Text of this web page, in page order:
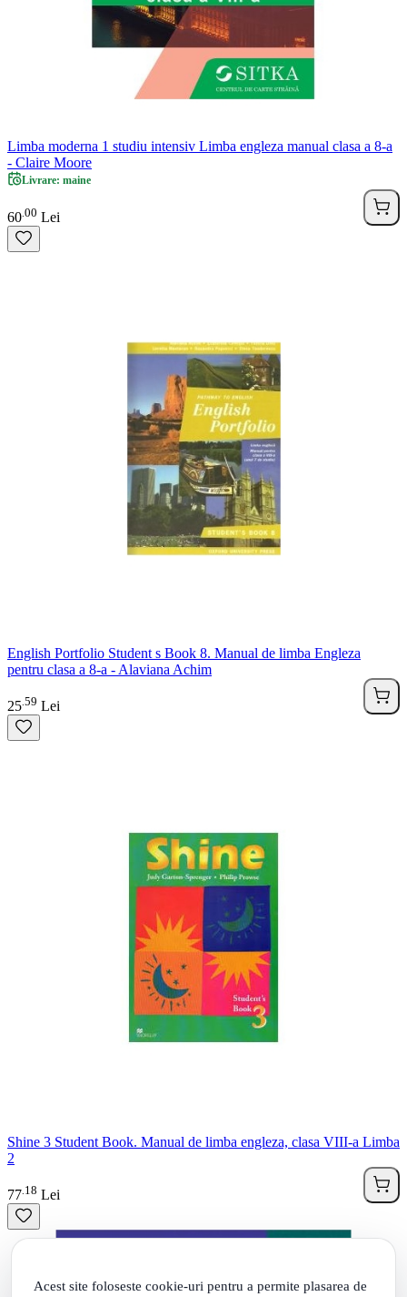
Acest site foloseste cookie-uri pentru a permite plasarea de
Limba moderna 1 studiu intensiv Limba engleza manual clasa a 8-a
- Claire Moore
Livrare: maine
60 00 Lei
English Portfolio Student s Book 8. Manual de limba Engleza
pentru clasa a 8-a - Alaviana Achim
25 59 Lei
Shine 3 Student Book. Manual de limba engleza, clasa VIII-a Limba
2
77 18 Lei